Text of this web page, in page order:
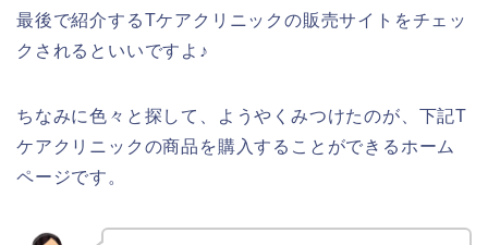
最後で紹介するTケアクリニックの販売サイトをチェッ
クされるといいですよ♪
ちなみに色々と探して、ようやくみつけたのが、下記T
ケアクリニックの商品を購入することができるホーム
ページです。